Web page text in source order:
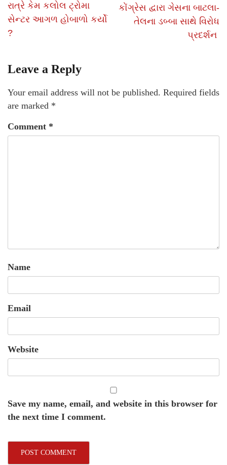
રાત્રે કેમ કલોલ ટ્રોમા
સેન્ટર આગળ હોબાળો કર્યો
?
કોંગ્રેસ દ્વારા ગેસના બાટલા-
તેલના ડબ્બા સાથે વિરોધ
પ્રદર્શન
Leave a Reply
Your email address will not be published. Required fields
are marked *
Comment *
Name
Email
Website
Save my name, email, and website in this browser for
the next time I comment.